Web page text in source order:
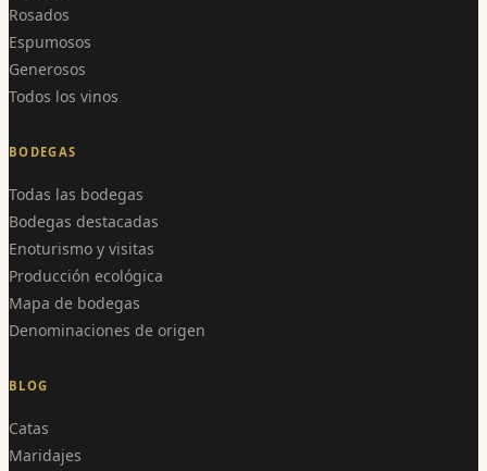
Rosados
Espumosos
Generosos
Todos los vinos
BODEGAS
Todas las bodegas
Bodegas destacadas
Enoturismo y visitas
Producción ecológica
Mapa de bodegas
Denominaciones de origen
BLOG
Catas
Maridajes